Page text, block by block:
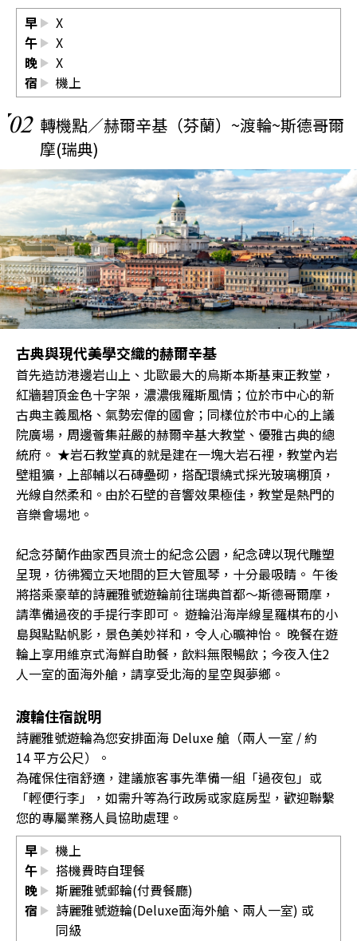
早
X
午
X
晚
X
宿
機上
02 轉機點／赫爾辛基（芬蘭）~渡輪~斯德哥爾
摩(瑞典)
古典與現代美學交織的赫爾辛基
首先造訪港邊岩山上、北歐最大的烏斯本斯基東正教堂，
紅牆碧頂金色十字架，濃濃俄羅斯風情；位於市中心的新
古典主義風格、氣勢宏偉的國會；同樣位於市中心的上議
院廣場，周邊薈集莊嚴的赫爾辛基大教堂、優雅古典的總
統府。 ★岩石教堂真的就是建在一塊大岩石裡，教堂內岩
壁粗獷，上部輔以石磚壘砌，搭配環繞式採光玻璃棚頂，
光線自然柔和。由於石壁的音響效果極佳，教堂是熱門的
音樂會場地。
紀念芬蘭作曲家西貝流士的紀念公園，紀念碑以現代雕塑
呈現，彷彿獨立天地間的巨大管風琴，十分最吸睛。 午後
將搭乘豪華的詩麗雅號遊輪前往瑞典首都～斯德哥爾摩，
請準備過夜的手提行李即可。 遊輪沿海岸線星羅棋布的小
島與點點帆影，景色美妙祥和，令人心曠神怡。 晚餐在遊
輪上享用維京式海鮮自助餐，飲料無限暢飲；今夜入住2
人一室的面海外艙，請享受北海的星空與夢鄉。
渡輪住宿說明
詩麗雅號遊輪為您安排面海 Deluxe 艙（兩人一室 / 約
14 平方公尺）。
為確保住宿舒適，建議旅客事先準備一組「過夜包」或
「輕便行李」，如需升等為行政房或家庭房型，歡迎聯繫
您的專屬業務人員協助處理。
早
機上
午
搭機費時自理餐
晚
斯麗雅號郵輪(付費餐廳)
宿
詩麗雅號遊輪(Deluxe面海外艙、兩人一室) 或
同級